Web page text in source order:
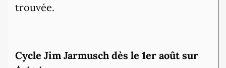
trouvée.
Cycle Jim Jarmusch dès le 1er août sur